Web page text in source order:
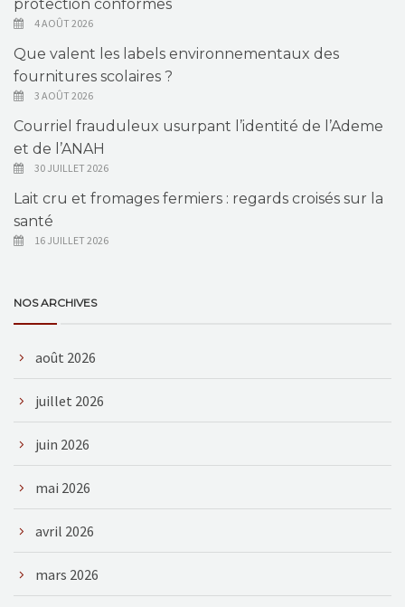
protection conformes
4 AOÛT 2026
Que valent les labels environnementaux des
fournitures scolaires ?
3 AOÛT 2026
Courriel frauduleux usurpant l’identité de l’Ademe
et de l’ANAH
30 JUILLET 2026
Lait cru et fromages fermiers : regards croisés sur la
santé
16 JUILLET 2026
NOS ARCHIVES
août 2026
juillet 2026
juin 2026
mai 2026
avril 2026
mars 2026